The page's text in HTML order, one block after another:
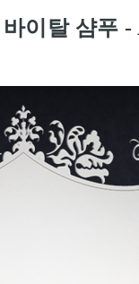
바이탈 샴